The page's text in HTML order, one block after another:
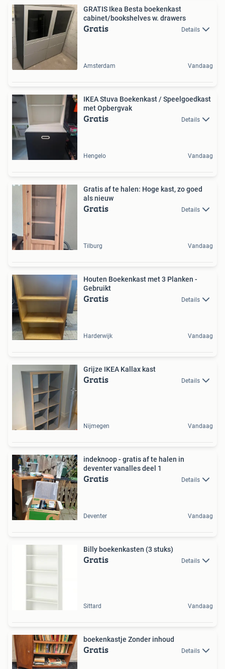
GRATIS Ikea Besta boekenkast
cabinet/bookshelves w. drawers
Gratis Details
Amsterdam Vandaag
IKEA Stuva Boekenkast / Speelgoedkast
met Opbergvak
Gratis Details
Hengelo Vandaag
Gratis af te halen: Hoge kast, zo goed
als nieuw
Gratis Details
Tilburg Vandaag
Houten Boekenkast met 3 Planken -
Gebruikt
Gratis Details
Harderwijk Vandaag
Grijze IKEA Kallax kast
Gratis Details
Nijmegen Vandaag
indeknoop - gratis af te halen in
deventer vanalles deel 1
Gratis Details
Deventer Vandaag
Billy boekenkasten (3 stuks)
Gratis Details
Sittard Vandaag
boekenkastje Zonder inhoud
Gratis Details